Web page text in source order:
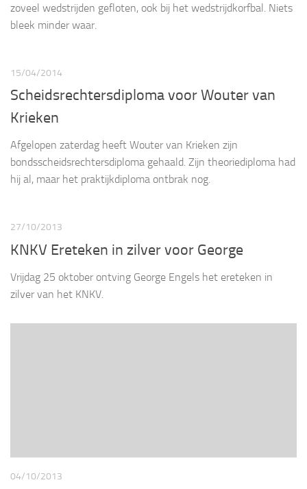
zoveel wedstrijden gefloten, ook bij het wedstrijdkorfbal. Niets
bleek minder waar.
15/04/2014
Scheidsrechtersdiploma voor Wouter van
Krieken
Afgelopen zaterdag heeft Wouter van Krieken zijn
bondsscheidsrechtersdiploma gehaald. Zijn theoriediploma had
hij al, maar het praktijkdiploma ontbrak nog.
27/10/2013
KNKV Ereteken in zilver voor George
Vrijdag 25 oktober ontving George Engels het ereteken in
zilver van het KNKV.
04/10/2013